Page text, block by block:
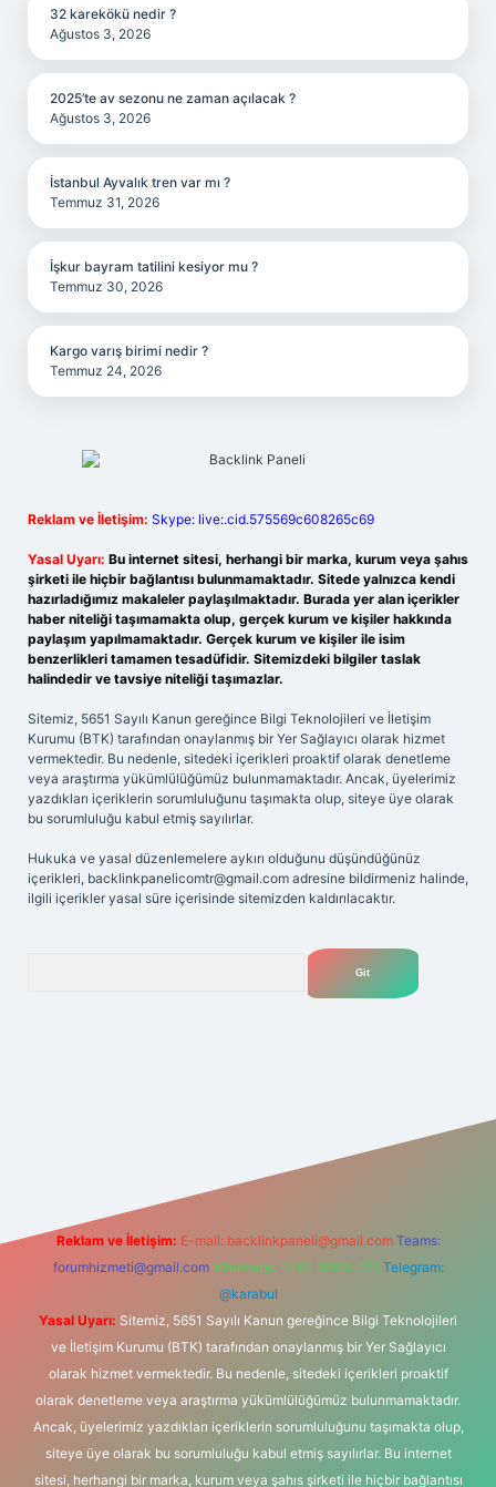
32 karekökü nedir ?
Ağustos 3, 2026
2025’te av sezonu ne zaman açılacak ?
Ağustos 3, 2026
İstanbul Ayvalık tren var mı ?
Temmuz 31, 2026
İşkur bayram tatilini kesiyor mu ?
Temmuz 30, 2026
Kargo varış birimi nedir ?
Temmuz 24, 2026
Reklam ve İletişim: Skype: live:.cid.575569c608265c69
Yasal Uyarı: Bu internet sitesi, herhangi bir marka, kurum veya şahıs
şirketi ile hiçbir bağlantısı bulunmamaktadır. Sitede yalnızca kendi
hazırladığımız makaleler paylaşılmaktadır. Burada yer alan içerikler
haber niteliği taşımamakta olup, gerçek kurum ve kişiler hakkında
paylaşım yapılmamaktadır. Gerçek kurum ve kişiler ile isim
benzerlikleri tamamen tesadüfidir. Sitemizdeki bilgiler taslak
halindedir ve tavsiye niteliği taşımazlar.
Sitemiz, 5651 Sayılı Kanun gereğince Bilgi Teknolojileri ve İletişim
Kurumu (BTK) tarafından onaylanmış bir Yer Sağlayıcı olarak hizmet
vermektedir. Bu nedenle, sitedeki içerikleri proaktif olarak denetleme
veya araştırma yükümlülüğümüz bulunmamaktadır. Ancak, üyelerimiz
yazdıkları içeriklerin sorumluluğunu taşımakta olup, siteye üye olarak
bu sorumluluğu kabul etmiş sayılırlar.
Hukuka ve yasal düzenlemelere aykırı olduğunu düşündüğünüz
içerikleri, backlinkpanelicomtr@gmail.com adresine bildirmeniz halinde,
ilgili içerikler yasal süre içerisinde sitemizden kaldırılacaktır.
Reklam ve İletişim: E-mail: backlinkpaneli@gmail.com Teams:
forumhizmeti@gmail.com Whatsapp: 0262 606 0 726 Telegram:
@karabul
Yasal Uyarı: Sitemiz, 5651 Sayılı Kanun gereğince Bilgi Teknolojileri
ve İletişim Kurumu (BTK) tarafından onaylanmış bir Yer Sağlayıcı
olarak hizmet vermektedir. Bu nedenle, sitedeki içerikleri proaktif
olarak denetleme veya araştırma yükümlülüğümüz bulunmamaktadır.
Ancak, üyelerimiz yazdıkları içeriklerin sorumluluğunu taşımakta olup,
siteye üye olarak bu sorumluluğu kabul etmiş sayılırlar. Bu internet
sitesi, herhangi bir marka, kurum veya şahıs şirketi ile hiçbir bağlantısı